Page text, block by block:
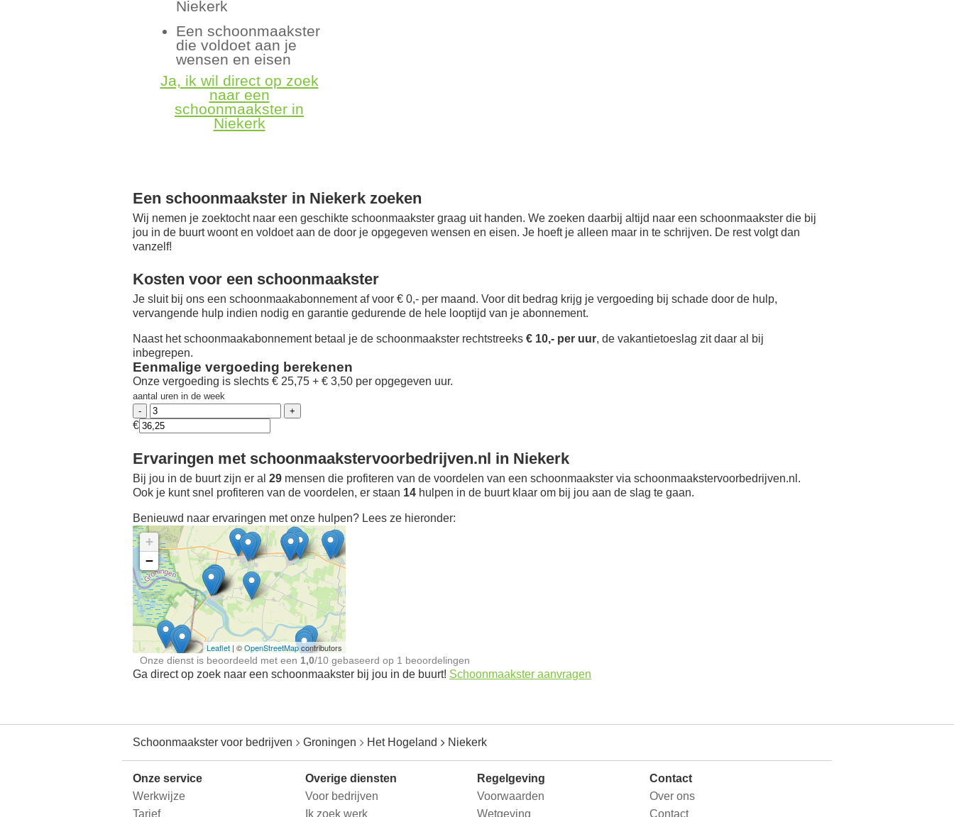
Niekerk
Een schoonmaakster
die voldoet aan je
wensen en eisen
Ja, ik wil direct op zoek
naar een
schoonmaakster in
Niekerk
Een schoonmaakster in Niekerk zoeken
Wij nemen je zoektocht naar een geschikte schoonmaakster graag uit handen. We zoeken daarbij altijd naar een schoonmaakster die bij
jou in de buurt woont en voldoet aan de door je opgegeven wensen en eisen. Je hoeft je alleen maar in te schrijven. De rest volgt dan
vanzelf!
Kosten voor een schoonmaakster
Je sluit bij ons een schoonmaakabonnement af voor € 0,- per maand. Voor dit bedrag krijg je vergoeding bij schade door de hulp,
vervangende hulp indien nodig en garantie gedurende de hele looptijd van je abonnement.
Naast het schoonmaakabonnement betaal je de schoonmaakster rechtstreeks € 10,- per uur, de vakantietoeslag zit daar al bij
inbegrepen.
Eenmalige vergoeding berekenen
Onze vergoeding is slechts € 25,75 + € 3,50 per opgegeven uur.
aantal uren in de week
€
Ervaringen met schoonmaakstervoorbedrijven.nl in Niekerk
Bij jou in de buurt zijn er al 29 mensen die profiteren van de voordelen van een schoonmaakster via schoonmaakstervoorbedrijven.nl.
Ook je kunt snel profiteren van de voordelen, er staan 14 hulpen in de buurt klaar om bij jou aan de slag te gaan.
Benieuwd naar ervaringen met onze hulpen? Lees ze hieronder:
Ontdek meer ervaringen
Schoonmaakster bij
jou in de buurt
+
−
Leaflet | ©OpenStreetMapcontributors
Onze dienst is beoordeeld met een 1,0/10 gebaseerd op 1 beoordelingen
Ga direct op zoek naar een schoonmaakster bij jou in de buurt! Schoonmaakster aanvragen
Schoonmaakster voor bedrijven Groningen Het Hogeland Niekerk
Onze service
Werkwijze
Tarief
Overige diensten
Voor bedrijven
Ik zoek werk
Regelgeving
Voorwaarden
Wetgeving
Contact
Over ons
Contact